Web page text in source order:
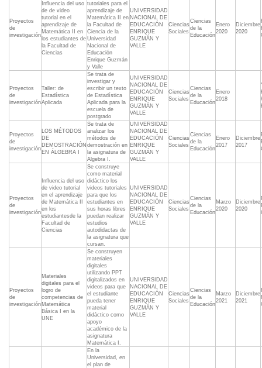
Proyectos
de
investigación
Influencia del uso
de de video
tutorial en el
aprendizaje de
Matemática II en
los estudiantes de
la Facultad de
Ciencias
tutoriales para el
aprendizaje de
Matemática II en
la Facultad de
Ciencia de la
Universidad
Nacional de
Educación
Enrique Guzmán
y Valle
UNIVERSIDAD
NACIONAL DE
EDUCACIÓN
ENRIQUE
GUZMÁN Y
VALLE
Ciencias
Sociales
Ciencias
de la
Educación
Enero
2020
Diciembre
2020
Proyectos
de
investigación
Taller: de
Estadística
Aplicada
Se trata de
investigar y
escribir un texto
de Estadística
Aplicada para la
escuela de
postgrado
UNIVERSIDAD
NACIONAL DE
EDUCACIÓN
ENRIQUE
GUZMÁN Y
VALLE
Ciencias
Sociales
Ciencias
de la
Educación
Enero
2018
Proyectos
de
investigación
LOS MÉTODOS
DE
DEMOSTRACIÓN
EN ÁLGEBRA I
Se trata de
analizar los
métodos de
demostración en
la asignatura de
Algebra I.
UNIVERSIDAD
NACIONAL DE
EDUCACIÓN
ENRIQUE
GUZMÁN Y
VALLE
Ciencias
Sociales
Ciencias
de la
Educación
Enero
2017
Diciembre
2017
Proyectos
de
investigación
Influencia del uso
de video tutorial
en el aprendizaje
de Matemática II
en los
estudiantesde la
Facultad de
Ciencias
Se construye
como material
didáctico los
videos tutoriales
para que los
estudiantes en
sus horas libres
puedan realizar
estudios
autodidactas de
la asignatura que
cursan.
UNIVERSIDAD
NACIONAL DE
EDUCACIÓN
ENRIQUE
GUZMÁN Y
VALLE
Ciencias
Sociales
Ciencias
de la
Educación
Marzo
2020
Diciembre
2020
Proyectos
de
investigación
Materiales
digitales para el
logro de
competencias de
Matemática
Básica I en la
UNE
Se construyen
materiales
digitales
utilizando PPT
digitalizados en
videos para que
el estudiante
pueda tener
material
didáctico como
apoyo
académico de la
asignatura
Matemática I.
UNIVERSIDAD
NACIONAL DE
EDUCACIÓN
ENRIQUE
GUZMÁN Y
VALLE
Ciencias
Sociales
Ciencias
de la
Educación
Marzo
2021
Diciembre
2021
En la
Universidad, en
el plan de